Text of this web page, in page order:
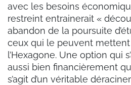
avec les besoins
restreint entrainerait «
abandon de la poursuite
ceux qui le peuvent
l’Hexagone. Une option qui
aussi bien financièrement
s’agit d’un véritable